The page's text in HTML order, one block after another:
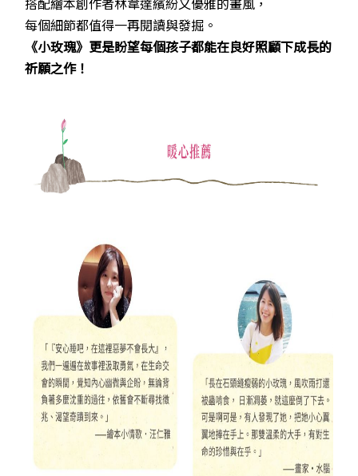
搭配繪本創作者林韋達繽紛又優雅的畫風，
每個細節都值得一再閱讀與發掘。
《小玫瑰》更是盼望每個孩子都能在良好照顧下成長的
祈願之作！